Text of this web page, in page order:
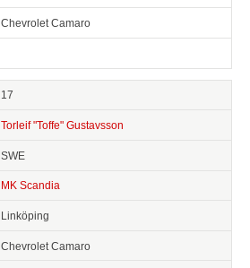
Chevrolet Camaro
17
Torleif "Toffe" Gustavsson
SWE
MK Scandia
Linköping
Chevrolet Camaro